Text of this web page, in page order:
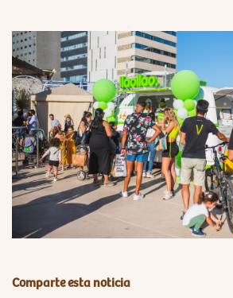
Comparte esta noticia